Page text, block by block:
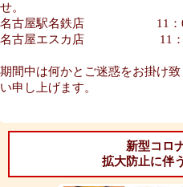
せ。
名古屋駅名鉄店 11：00
名古屋エスカ店 11：00
期間中は何かとご迷惑をお掛け
い申し上げます。
新型コロ
拡大防止に伴